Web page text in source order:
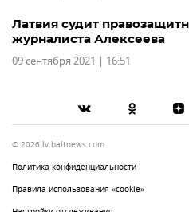
Латвия судит
журналиста Алексеева
09 сентября 2021 | 16:51
© 2026 lv.baltnews.com
Политика конфиденциальности
Правила использования «cookie»